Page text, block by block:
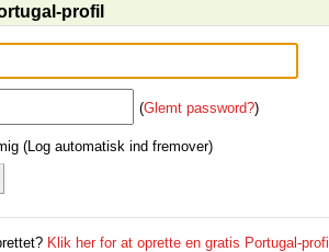
profil
(Glemt password?)
(Log automatisk ind fremover)
Klik her for at oprette en gratis Portugal-profil